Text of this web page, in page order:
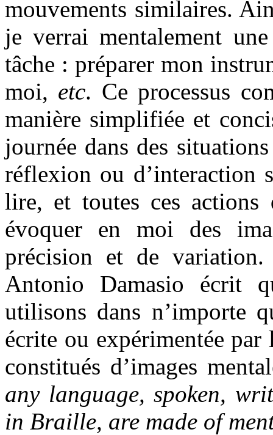
mouvements similaires.
je verrai mentalement
tâche : préparer mon
moi, etc. Ce processus
manière simplifiée et
journée dans des
réflexion ou d’interaction
lire, et toutes ces actions
évoquer en moi des
précision et de variation.
Antonio Damasio écrit
utilisons dans n’importe
écrite ou expérimentée
constitués d’images
any language, spoken,
in Braille, are made of